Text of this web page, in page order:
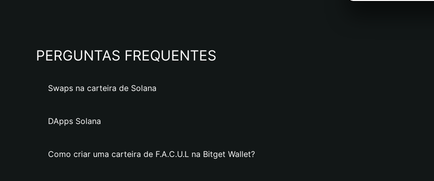
PERGUNTAS FREQUENTES
Swaps na carteira de Solana
DApps Solana
Como criar uma carteira de F.A.C.U.L na Bitget Wallet?